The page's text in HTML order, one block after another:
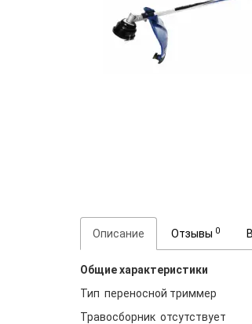
Описание Отзывы 0
Общие характеристики
Тип переносной триммер
Травосборник отсутствует